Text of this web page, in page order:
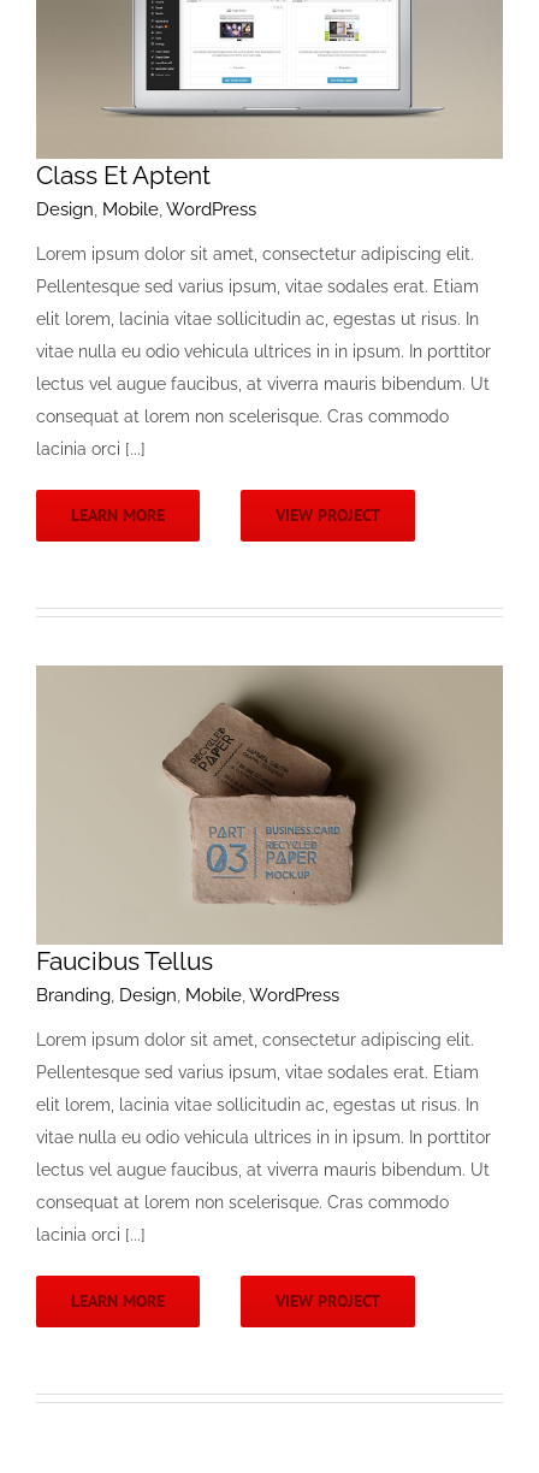
Class Et Aptent
Design, Mobile,WordPress
Lorem ipsum dolor sit amet, consectetur adipiscing elit.
Pellentesque sed varius ipsum, vitae sodales erat. Etiam
elit lorem, lacinia vitae sollicitudin ac, egestas ut risus. In
vitae nulla eu odio vehicula ultrices in in ipsum. In porttitor
lectus vel augue faucibus, at viverra mauris bibendum. Ut
consequat at lorem non scelerisque. Cras commodo
lacinia orci [...]
LEARN MORE VIEW PROJECT
Faucibus Tellus
Branding, Design, Mobile,WordPress
Lorem ipsum dolor sit amet, consectetur adipiscing elit.
Pellentesque sed varius ipsum, vitae sodales erat. Etiam
elit lorem, lacinia vitae sollicitudin ac, egestas ut risus. In
vitae nulla eu odio vehicula ultrices in in ipsum. In porttitor
lectus vel augue faucibus, at viverra mauris bibendum. Ut
consequat at lorem non scelerisque. Cras commodo
lacinia orci [...]
LEARN MORE VIEW PROJECT